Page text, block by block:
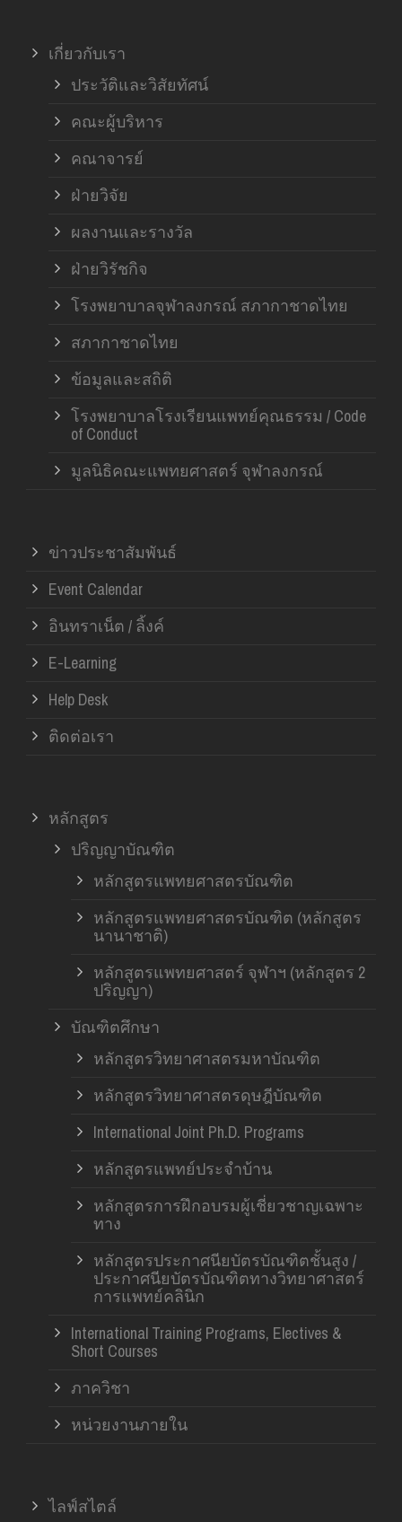
เกี่ยวกับเรา
ประวัติและวิสัยทัศน์
คณะผู้บริหาร
คณาจารย์
ฝ่ายวิจัย
ผลงานและรางวัล
ฝ่ายวิรัชกิจ
โรงพยาบาลจุฬาลงกรณ์ สภากาชาดไทย
สภากาชาดไทย
ข้อมูลและสถิติ
โรงพยาบาลโรงเรียนแพทย์คุณธรรม / Code
of Conduct
มูลนิธิคณะแพทยศาสตร์ จุฬาลงกรณ์
ข่าวประชาสัมพันธ์
Event Calendar
อินทราเน็ต / ลิ้งค์
E-Learning
Help Desk
ติดต่อเรา
หลักสูตร
ปริญญาบัณฑิต
หลักสูตรแพทยศาสตรบัณฑิต
หลักสูตรแพทยศาสตรบัณฑิต (หลักสูตร
นานาชาติ)
หลักสูตรแพทยศาสตร์ จุฬาฯ (หลักสูตร 2
ปริญญา)
บัณฑิตศึกษา
หลักสูตรวิทยาศาสตรมหาบัณฑิต
หลักสูตรวิทยาศาสตรดุษฎีบัณฑิต
International Joint Ph.D. Programs
หลักสูตรแพทย์ประจำบ้าน
หลักสูตรการฝึกอบรมผู้เชี่ยวชาญเฉพาะ
ทาง
หลักสูตรประกาศนียบัตรบัณฑิตชั้นสูง /
ประกาศนียบัตรบัณฑิตทางวิทยาศาสตร์
การแพทย์คลินิก
International Training Programs, Electives &
Short Courses
ภาควิชา
หน่วยงานภายใน
ไลฟ์สไตล์